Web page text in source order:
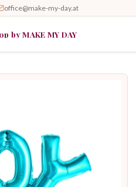
office@make-my-day.at
by MAKE MY DAY